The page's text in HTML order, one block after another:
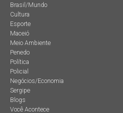
Brasil/Mundo
Cultura
Esporte
Maceió
Meio Ambiente
Penedo
Política
Policial
Negócios/Economia
Sergipe
Blogs
Você Acontece